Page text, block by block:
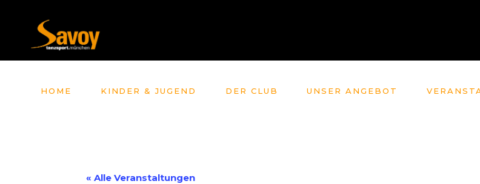
HOME KINDER & JUGEND DER CLUB UNSER ANGEBOT
« Alle Veranstaltungen